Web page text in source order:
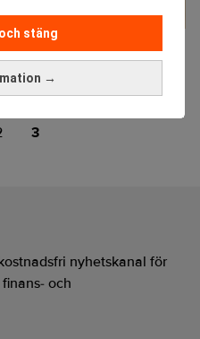
→
stäng
och ECB ger
3
nyhetskanal för
och